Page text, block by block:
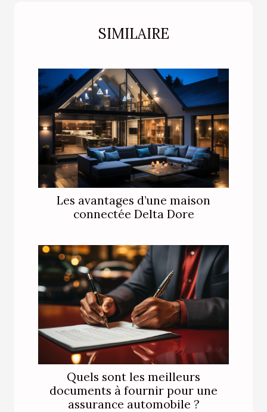
SIMILAIRE
Les avantages d’une maison
connectée Delta Dore
Quels sont les meilleurs
documents à fournir pour une
assurance automobile ?